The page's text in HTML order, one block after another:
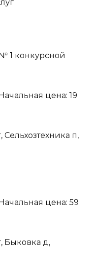
1 конкурсной
цена: 19
п,
цена: 59
Быковка д,